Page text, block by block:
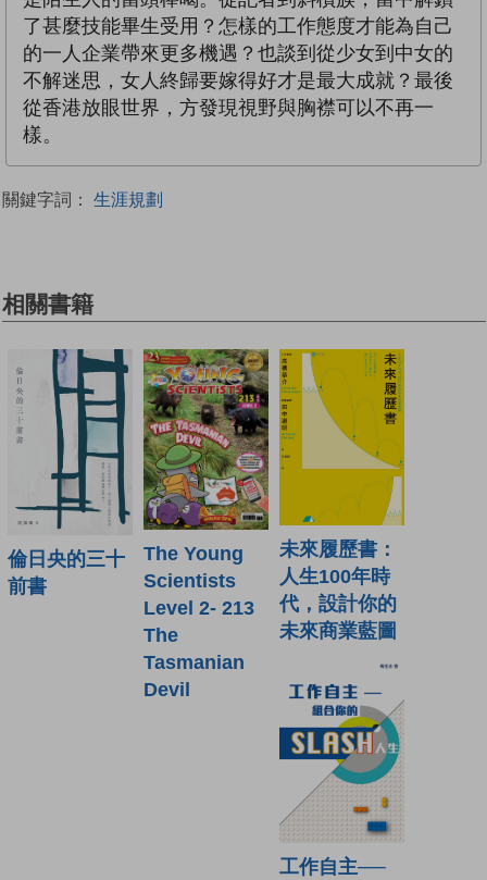
了甚麼技能畢生受用？怎樣的工作態度才能為自己
的一人企業帶來更多機遇？也談到從少女到中女的
不解迷思，女人終歸要嫁得好才是最大成就？最後
從香港放眼世界，方發現視野與胸襟可以不再一
樣。
關鍵字詞： 生涯規劃
相關書籍
倫日央的三十
前書
The Young
Scientists
Level 2- 213
The
Tasmanian
Devil
未來履歷書：
人生100年時
代，設計你的
未來商業藍圖
工作自主──